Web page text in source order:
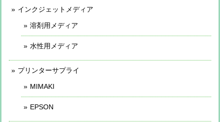
インクジェットメディア
溶剤用メディア
水性用メディア
プリンターサプライ
MIMAKI
EPSON